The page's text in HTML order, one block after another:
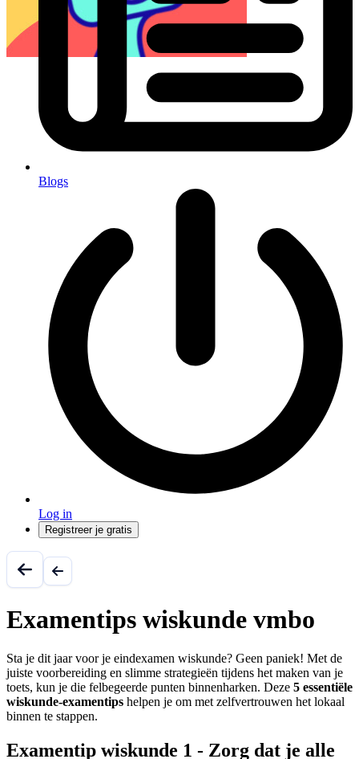
Blogs
Log in
Registreer je gratis
Examentips wiskunde vmbo
Sta je dit jaar voor je eindexamen wiskunde? Geen paniek! Met de
juiste voorbereiding en slimme strategieën tijdens het maken van je
toets, kun je die felbegeerde punten binnenharken. Deze 5 essentiële
wiskunde-examentips helpen je om met zelfvertrouwen het lokaal
binnen te stappen.
Examentip wiskunde 1 - Zorg dat je alle